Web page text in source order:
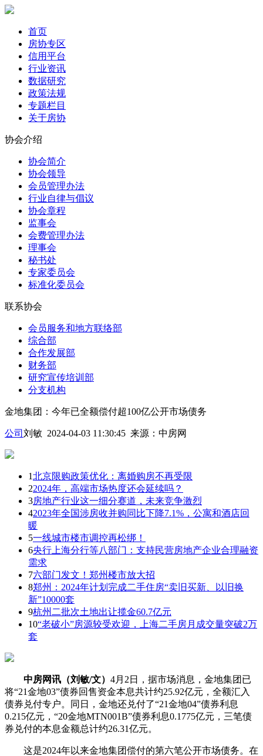
首页
房协专区
信用平台
行业资讯
数据研究
政策法规
专题栏目
关于房协
协会介绍
协会简介
协会领导
会员管理办法
行业自律与倡议
协会章程
监事会
会费管理办法
理事会
秘书处
专家委员会
标准化委员会
联系协会
会员服务和地方联络部
综合部
合作发展部
财务部
研究宣传培训部
分支机构
金地集团：今年已全额偿付超100亿公开市场债务
公司 刘敏 2024-04-03 11:30:45 来源： 中房网
1北京限购政策优化：离婚购房不再受限
22024年，高端市场热度还会延续吗？
3房地产行业这一细分赛道，未来竞争激烈
42023年全国涉房收并购同比下降7.1%，公寓和酒店回
暖
5一线城市楼市调控再松绑！
6央行上海分行等八部门：支持民营房地产企业合理融资
需求
7六部门发文！郑州楼市放大招
8郑州：2024年计划完成二手住房“卖旧买新、以旧换
新”10000套
9杭州二批次土地出让揽金60.7亿元
10“老破小”房源较受欢迎，上海二手房月成交量突破2万
套
中房网讯（刘敏/文） 4月2日，据市场消息，金地集团已
将“21金地03”债券回售资金本息共计约25.92亿元，全额汇入
债券兑付专户。同日，金地还兑付了“21金地04”债券利息
0.215亿元，“20金地MTN001B”债券利息0.1775亿元，三笔债
券兑付的本息金额总计约26.31亿元。
这是2024年以来金地集团偿付的第六笔公开市场债务。在